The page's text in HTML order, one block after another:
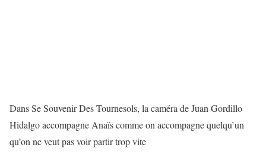
Dans Se Souvenir Des Tournesols, la caméra de Juan Gordillo
Hidalgo accompagne Anaïs comme on accompagne quelqu’un
qu’on ne veut pas voir partir trop vite